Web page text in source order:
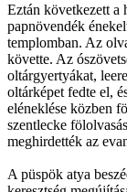
Eztán következett a
papnövendék
templomban. Az
követte. Az
oltárgyertyákat,
oltárképet fedte el,
eléneklése közben
szentlecke
meghirdették az
A püspök atya